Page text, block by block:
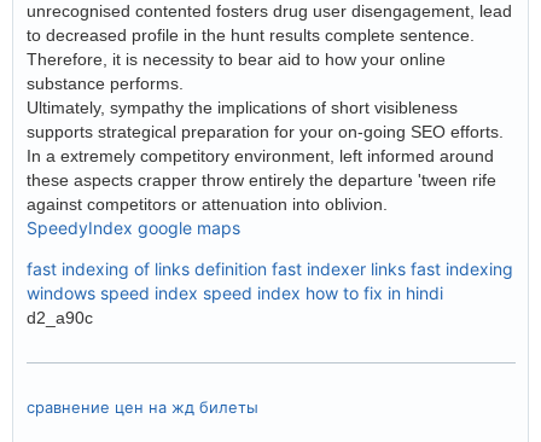
unrecognised contented fosters drug user disengagement, lead
to decreased profile in the hunt results complete sentence.
Therefore, it is necessity to bear aid to how your online
substance performs.
Ultimately, sympathy the implications of short visibleness
supports strategical preparation for your on-going SEO efforts.
In a extremely competitory environment, left informed around
these aspects crapper throw entirely the departure 'tween rife
against competitors or attenuation into oblivion.
SpeedyIndex google maps
fast indexing of links definition fast indexer links fast indexing
windows speed index speed index how to fix in hindi
d2_a90c
сравнение цен на жд билеты